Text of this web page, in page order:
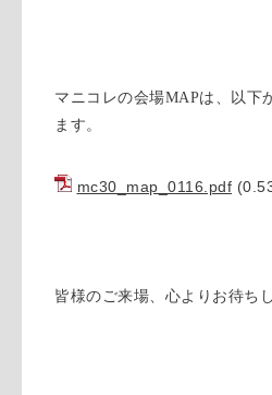
マニコレの会場MAPは、以下
ます。
mc30_map_0116.pdf
皆様のご来場、心よりお待ち